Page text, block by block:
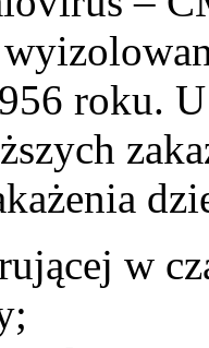
roku.
w